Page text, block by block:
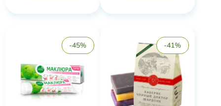
-45% -41%